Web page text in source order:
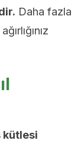
Daha fazla
kütlesi